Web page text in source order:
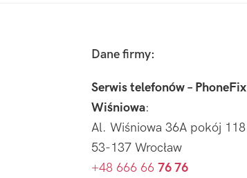
Dane firmy:
Serwis telefonów – PhoneFix
Wiśniowa:
Al. Wiśniowa 36A pokój 118
53-137 Wrocław
+48 666 66 76 76